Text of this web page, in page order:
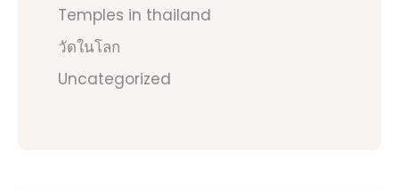
Temples in thailand
วัดในโลก
Uncategorized